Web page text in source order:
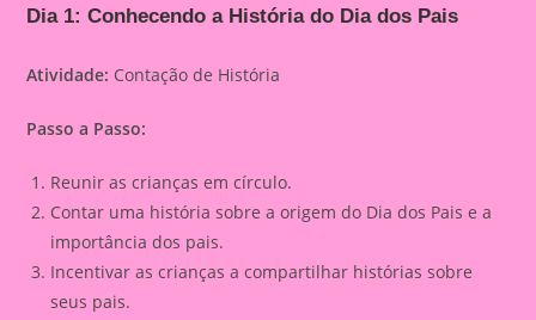
Dia 1: Conhecendo a História do Dia dos Pais
Atividade: Contação de História
Passo a Passo:
Reunir as crianças em círculo.
Contar uma história sobre a origem do Dia dos Pais e a
importância dos pais.
Incentivar as crianças a compartilhar histórias sobre
seus pais.